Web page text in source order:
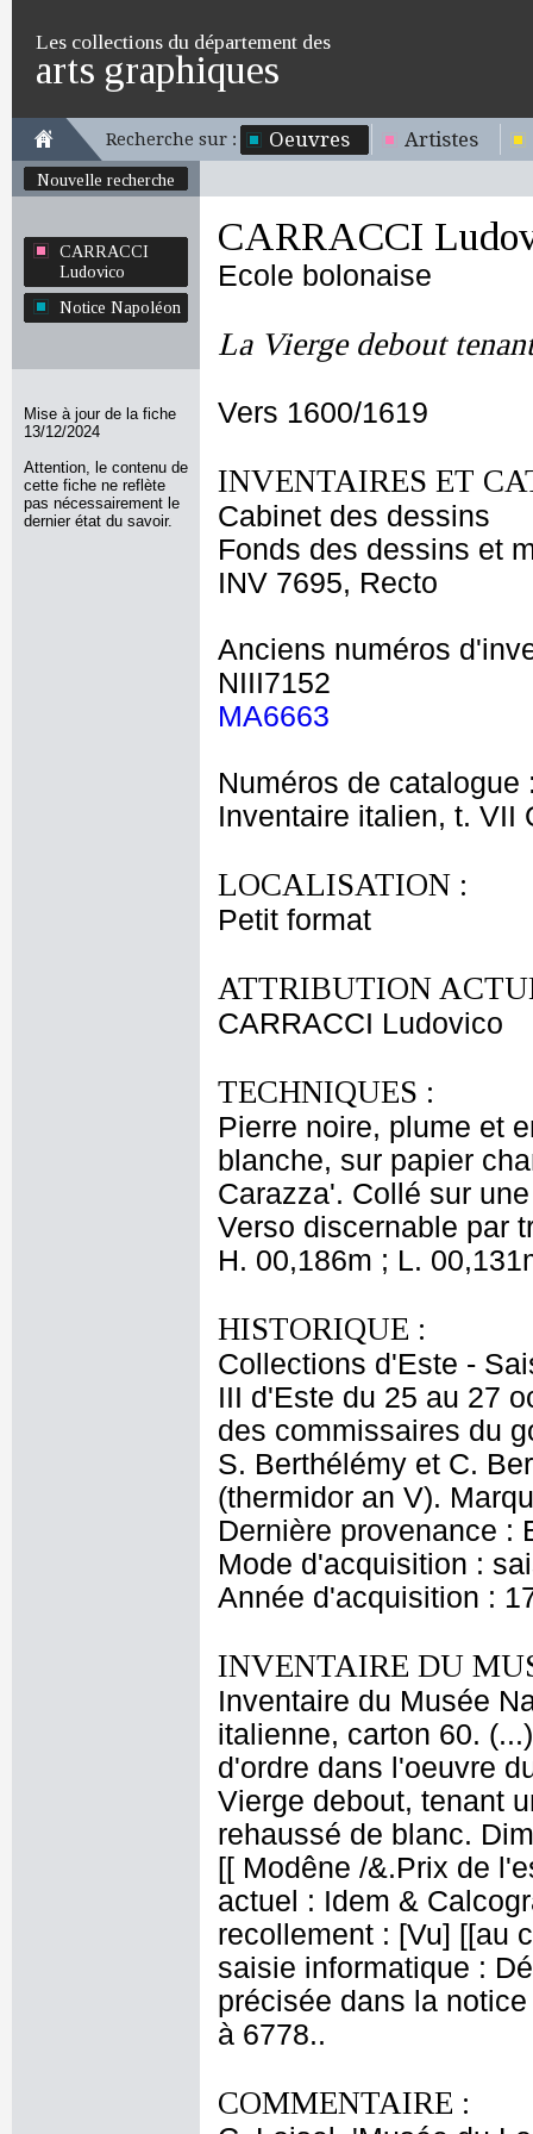
Les collections du département des
arts graphiques
Recherche sur : Oeuvres Artistes
Nouvelle recherche
CARRACCI
Ludovico
Notice Napoléon
Mise à jour de la fiche
13/12/2024
Attention, le contenu de
cette fiche ne reflète
pas nécessairement le
dernier état du savoir.
CARRACCI
Ecole bolonaise
La Vierge debout
Vers 1600/1619
INVENTAIRES ET
Cabinet des dessins
Fonds des dessins et
INV 7695, Recto
Anciens numéros
NIII7152
MA6663
Numéros de catalogue
Inventaire italien, t. VII
LOCALISATION :
Petit format
ATTRIBUTION
CARRACCI Ludovico
TECHNIQUES :
Pierre noire, plume et
blanche, sur papier
Carazza'. Collé sur
Verso discernable par
H. 00,186m ; L.
HISTORIQUE :
Collections d'Este -
III d'Este du 25 au 27
des commissaires du
S. Berthélémy et C.
(thermidor an V).
Dernière provenance :
Mode d'acquisition :
Année d'acquisition :
INVENTAIRE DU
Inventaire du Musée
italienne, carton 60.
d'ordre dans l'oeuvre
Vierge debout, tenant
rehaussé de blanc.
[[ Modêne /&.Prix de
actuel : Idem &
recollement : [Vu] [[au
saisie informatique :
précisée dans la
à 6778..
COMMENTAIRE :